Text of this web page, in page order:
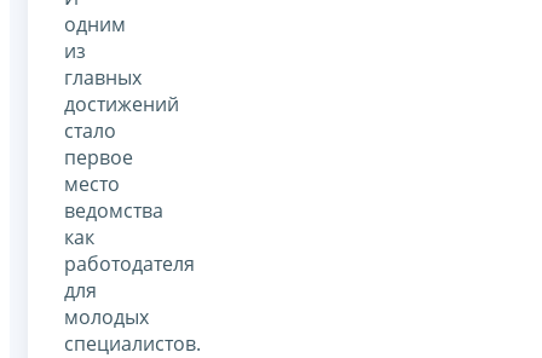
одним
из
главных
достижений
стало
первое
место
ведомства
как
работодателя
для
молодых
специалистов.